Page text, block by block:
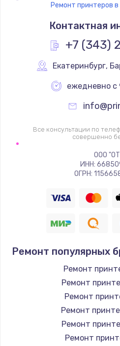
Ремонт принтеров в
Контактная
+7 (343)
Екатеринбург,
ежедневно с
Все консультации по
совершенно
ООО
ИНН:
ОГРН:
Ремонт популярных
Ремонт
Ремонт
Ремонт
Ремонт
Ремонт
Ремонт